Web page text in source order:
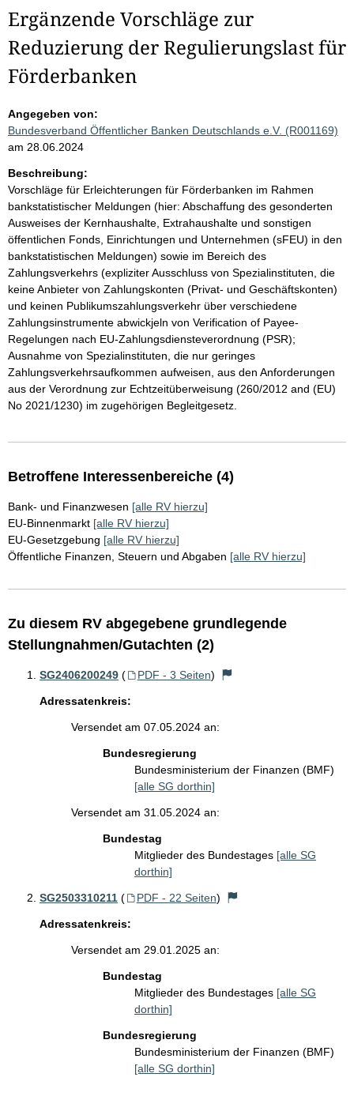
Ergänzende Vorschläge zur
Reduzierung der Regulierungslast für
Förderbanken
Angegeben von:
Bundesverband Öffentlicher Banken Deutschlands e.V. (R001169)
am 28.06.2024
Beschreibung:
Vorschläge für Erleichterungen für Förderbanken im Rahmen
bankstatistischer Meldungen (hier: Abschaffung des gesonderten
Ausweises der Kernhaushalte, Extrahaushalte und sonstigen
öffentlichen Fonds, Einrichtungen und Unternehmen (sFEU) in den
bankstatistischen Meldungen) sowie im Bereich des
Zahlungsverkehrs (expliziter Ausschluss von Spezialinstituten, die
keine Anbieter von Zahlungskonten (Privat- und Geschäftskonten)
und keinen Publikumszahlungsverkehr über verschiedene
Zahlungsinstrumente abwickjeln von Verification of Payee-
Regelungen nach EU-Zahlungsdiensteverordnung (PSR);
Ausnahme von Spezialinstituten, die nur geringes
Zahlungsverkehrsaufkommen aufweisen, aus den Anforderungen
aus der Verordnung zur Echtzeitüberweisung (260/2012 and (EU)
No 2021/1230) im zugehörigen Begleitgesetz.
Betroffene Interessenbereiche (4)
Bank- und Finanzwesen [alle RV hierzu]
EU-Binnenmarkt [alle RV hierzu]
EU-Gesetzgebung [alle RV hierzu]
Öffentliche Finanzen, Steuern und Abgaben [alle RV hierzu]
Zu diesem RV abgegebene grundlegende
Stellungnahmen/Gutachten (2)
SG2406200249 ( PDF - 3 Seiten)
Adressatenkreis:
Versendet am 07.05.2024 an:
Bundesregierung
Bundesministerium der Finanzen (BMF)
[alle SG dorthin]
Versendet am 31.05.2024 an:
Bundestag
Mitglieder des Bundestages [alle SG
dorthin]
SG2503310211 ( PDF - 22 Seiten)
Adressatenkreis:
Versendet am 29.01.2025 an:
Bundestag
Mitglieder des Bundestages [alle SG
dorthin]
Bundesregierung
Bundesministerium der Finanzen (BMF)
[alle SG dorthin]